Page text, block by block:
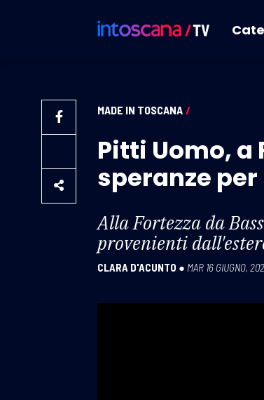
MADE IN TOSCANA /
Pitti Uomo, a
speranze
Alla Fortezza da
provenienti
CLARA D'ACUNTO ● MAR 16 GIUGNO,